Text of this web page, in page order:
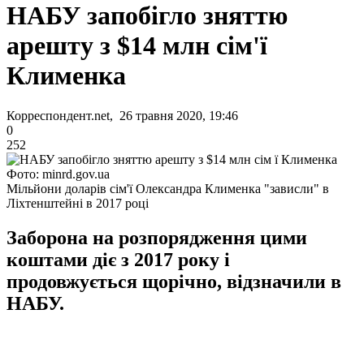
НАБУ запобігло зняттю
арешту з $14 млн сім'ї
Клименка
Корреспондент.net, 26 травня 2020, 19:46
0
252
Фото: minrd.gov.ua
Мільйони доларів сім'ї Олександра Клименка "зависли" в
Ліхтенштейні в 2017 році
Заборона на розпорядження цими
коштами діє з 2017 року і
продовжується щорічно, відзначили в
НАБУ.